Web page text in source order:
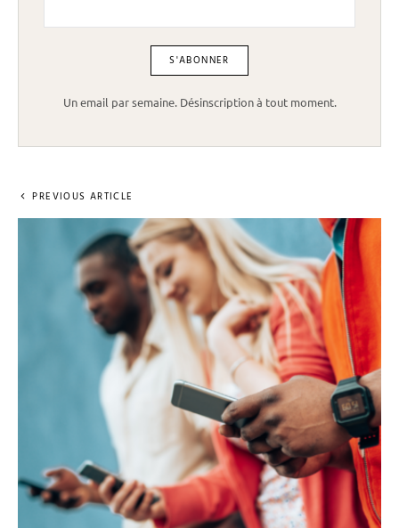
Un email par semaine. Désinscription à tout moment.
PREVIOUS ARTICLE